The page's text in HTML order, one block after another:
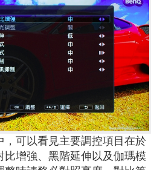
可以看見主要調控項目在於
增強、黑階延伸以及伽瑪模